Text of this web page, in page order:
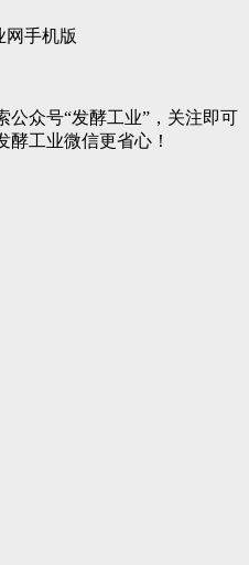
网手机版
公众号“发酵工业”，关注即可
酵工业微信更省心！